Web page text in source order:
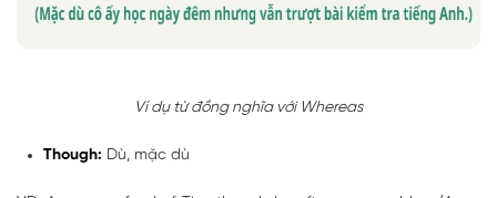
Ví dụ từ đồng nghĩa với Whereas
Though: Dù, mặc dù